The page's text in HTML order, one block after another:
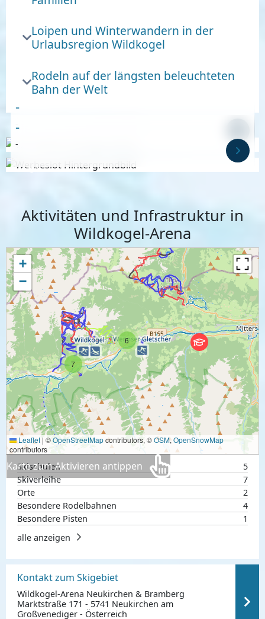
Loipen und Winterwandern in der
Urlaubsregion Wildkogel
Rodeln auf der längsten beleuchteten
Bahn der Welt
Anzeige
-
Anzeige
-
-
Aktivitäten und Infrastruktur in
Wildkogel-Arena
Skischulen
5
Skiverleihe
7
Orte
2
Besondere Rodelbahnen
4
Besondere Pisten
1
alle anzeigen
7
6
+
−
Leaflet | ©OpenStreetMapcontributors, ©OSM,OpenSnowMap
contributors
Karte zum Aktivieren antippen
Kontakt zum Skigebiet
Wildkogel-Arena Neukirchen & Bramberg
Marktstraße 171 - 5741 Neukirchen am
Großvenediger - Österreich